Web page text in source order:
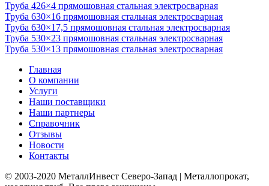
Труба 426×4 прямошовная стальная электросварная
Труба 630×16 прямошовная стальная электросварная
Труба 630×17,5 прямошовная стальная электросварная
Труба 530×23 прямошовная стальная электросварная
Труба 530×13 прямошовная стальная электросварная
Главная
О компании
Услуги
Наши поставщики
Наши партнеры
Справочник
Отзывы
Новости
Контакты
© 2003-2020 МеталлИнвест Северо-Запад | Металлопрокат,